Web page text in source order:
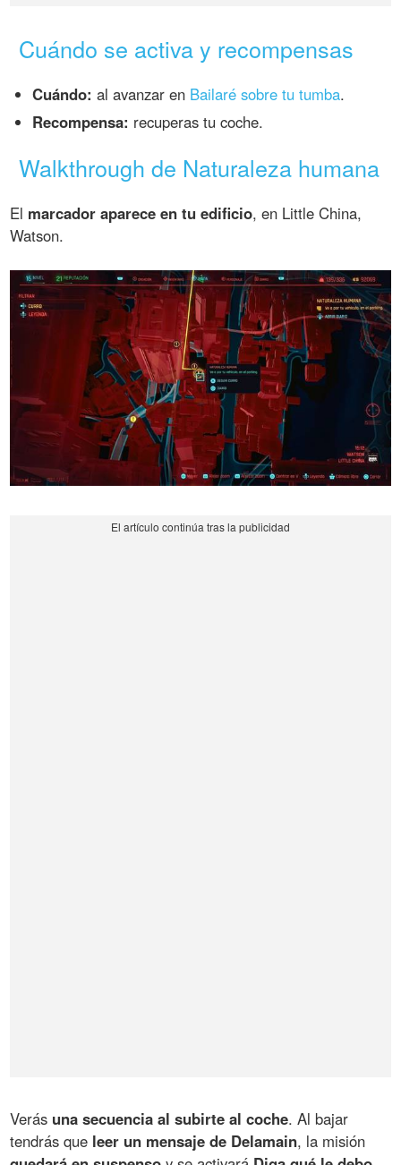
Cuándo se activa y recompensas
Cuándo: al avanzar en Bailaré sobre tu tumba.
Recompensa: recuperas tu coche.
Walkthrough de Naturaleza humana
El marcador aparece en tu edificio, en Little China,
Watson.
Verás una secuencia al subirte al coche. Al bajar
tendrás que leer un mensaje de Delamain, la misión